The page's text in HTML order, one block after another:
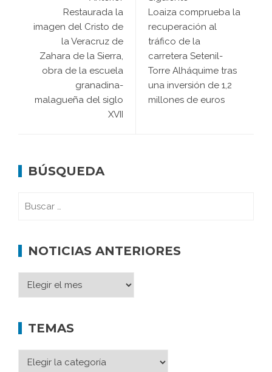
Restaurada la
imagen del Cristo de
la Veracruz de
Zahara de la Sierra,
obra de la escuela
granadina-
malagueña del siglo
XVII
Loaiza comprueba la
recuperación al
tráfico de la
carretera Setenil-
Torre Alháquime tras
una inversión de 1,2
millones de euros
BÚSQUEDA
NOTICIAS ANTERIORES
TEMAS